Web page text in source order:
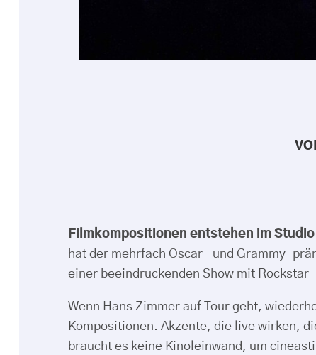
Filmkompositionen entstehen im
hat der mehrfach Oscar- und Grammy-
einer beeindruckenden Show mit
Wenn Hans Zimmer auf Tour geht,
Kompositionen. Akzente, die live wirken,
braucht es keine Kinoleinwand, um